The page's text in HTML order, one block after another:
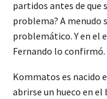
partidos antes de que
problema? A menudo
problemático. Y en el
Fernando lo confirmó.
Kommatos es nacido
abrirse un hueco en